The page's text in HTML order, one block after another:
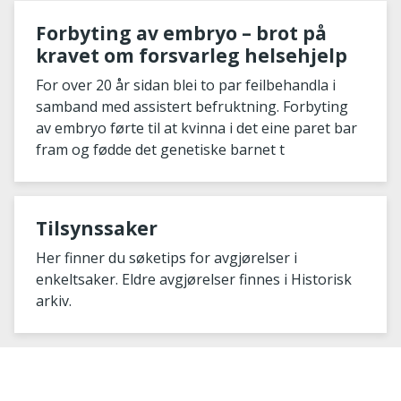
Forbyting av embryo – brot på
kravet om forsvarleg helsehjelp
For over 20 år sidan blei to par feilbehandla i
samband med assistert befruktning. Forbyting
av embryo førte til at kvinna i det eine paret bar
fram og fødde det genetiske barnet t
Tilsynssaker
Her finner du søketips for avgjørelser i
enkeltsaker. Eldre avgjørelser finnes i Historisk
arkiv.